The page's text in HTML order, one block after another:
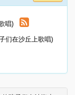
唱)
们在沙丘上歌唱)